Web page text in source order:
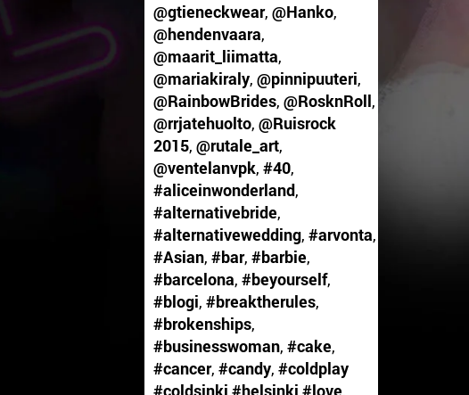
@gtieneckwear, @Hanko,
@hendenvaara,
@maarit_liimatta,
@mariakiraly, @pinnipuuteri,
@RainbowBrides, @RosknRoll,
@rrjatehuolto, @Ruisrock
2015, @rutale_art,
@ventelanvpk, #40,
#aliceinwonderland,
#alternativebride,
#alternativewedding, #arvonta,
#Asian, #bar, #barbie,
#barcelona, #beyourself,
#blogi, #breaktherules,
#brokenships,
#businesswoman, #cake,
#cancer, #candy, #coldplay
#coldsinki #helsinki #love,